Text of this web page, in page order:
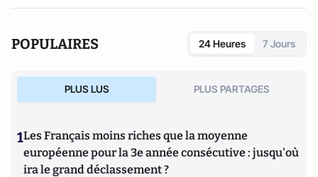
POPULAIRES 24 Heures 7 Jours
PLUS LUS PLUS PARTAGES
1Les Français moins riches que la moyenne
européenne pour la 3e année consécutive : jusqu'où
ira le grand déclassement ?